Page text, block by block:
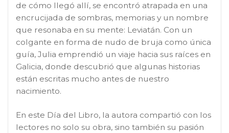
de cómo llegó allí, se encontró atrapada en una
encrucijada de sombras, memorias y un nombre
que resonaba en su mente: Leviatán. Con un
colgante en forma de nudo de bruja como única
guía, Julia emprendió un viaje hacia sus raíces en
Galicia, donde descubrió que algunas historias
están escritas mucho antes de nuestro
nacimiento.
En este Día del Libro, la autora compartió con los
lectores no solo su obra, sino también su pasión